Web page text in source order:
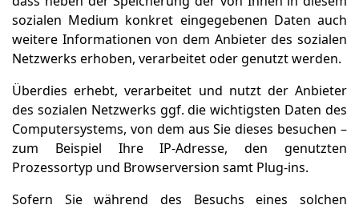
sozialen Medium konkret eingegebenen Daten auch
weitere Informationen von dem Anbieter des sozialen
Netzwerks erhoben, verarbeitet oder genutzt werden.
Überdies erhebt, verarbeitet und nutzt der Anbieter
des sozialen Netzwerks ggf. die wichtigsten Daten des
Computersystems, von dem aus Sie dieses besuchen –
zum Beispiel Ihre IP-Adresse, den genutzten
Prozessortyp und Browserversion samt Plug-ins.
Sofern Sie während des Besuchs eines solchen